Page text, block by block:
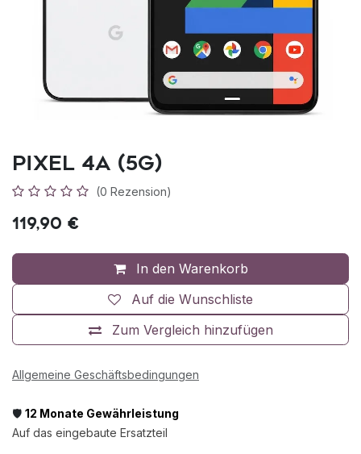
Pixel 4a (5G)
(0 Rezension)
119,90 €
In den Warenkorb
Zum Vergleich hinzufügen
Auf die Wunschliste
Allgemeine Geschäftsbedingungen
🛡️ 12 Monate Gewährleistung
Auf das eingebaute Ersatzteil